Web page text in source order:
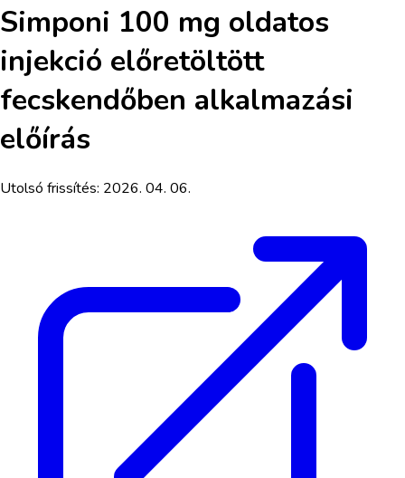
Simponi 100 mg oldatos
injekció előretöltött
fecskendőben alkalmazási
előírás
Utolsó frissítés: 2026. 04. 06.